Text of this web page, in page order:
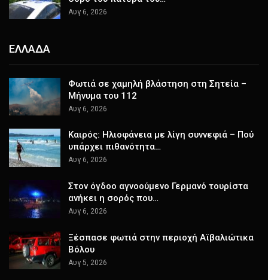
Αυγ 6, 2026
ΕΛΛΑΔΑ
Φωτιά σε χαμηλή βλάστηση στη Σητεία –
Μήνυμα του 112
Αυγ 6, 2026
Καιρός: Ηλιοφάνεια με λίγη συννεφιά – Πού
υπάρχει πιθανότητα…
Αυγ 6, 2026
Στον όγδοο αγνοούμενο Γερμανό τουρίστα
ανήκει η σορός που…
Αυγ 6, 2026
Ξέσπασε φωτιά στην περιοχή Αϊβαλιώτικα
Βόλου
Αυγ 5, 2026